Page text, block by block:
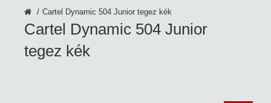
Cartel Dynamic 504 Junior tegez kék
Cartel Dynamic 504 Junior
tegez kék